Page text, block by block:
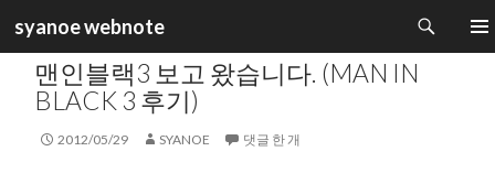
syanoe webnote
색 카테고리 :
맨인블랙3 보고 왔습니다. (MAN IN
BLACK 3 후기)
2012/05/29 SYANOE 댓글 한 개